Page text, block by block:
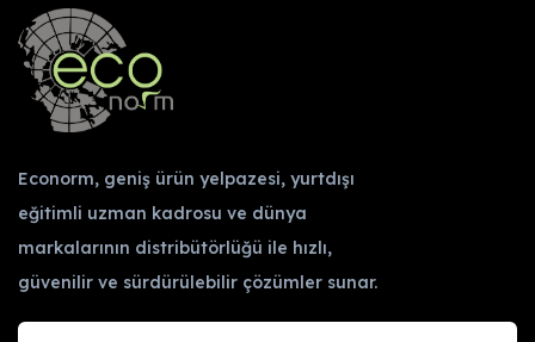
Econorm, geniş ürün yelpazesi, yurtdışı
eğitimli uzman kadrosu ve dünya
markalarının distribütörlüğü ile hızlı,
güvenilir ve sürdürülebilir çözümler sunar.